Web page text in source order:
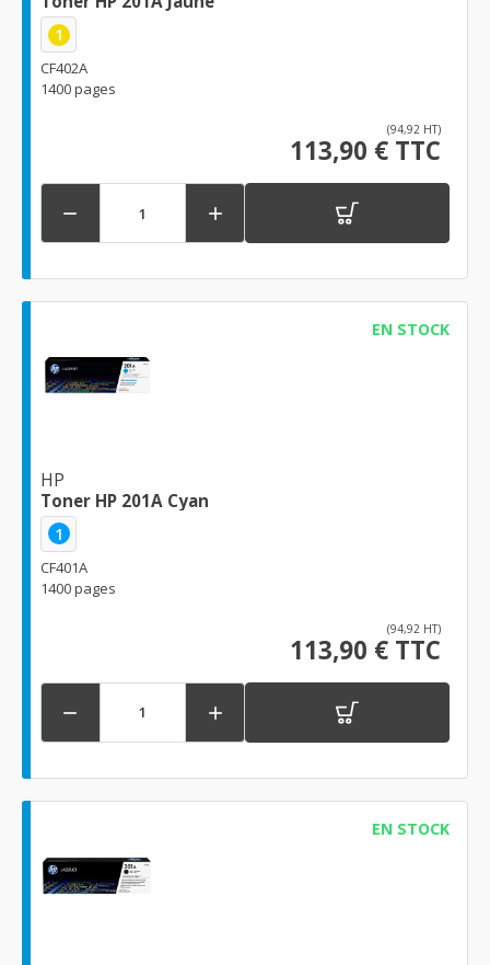
1
CF402A
1400 pages
(94,92 HT)
113,90 € TTC
 
EN STOCK
HP
Toner HP 201A Cyan
1
CF401A
1400 pages
(94,92 HT)
113,90 € TTC
 
EN STOCK